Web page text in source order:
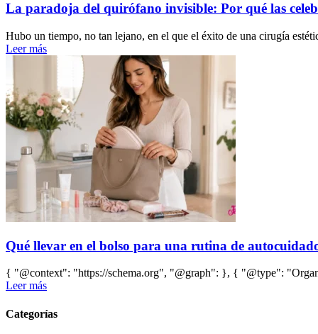
La paradoja del quirófano invisible: Por qué las
Hubo un tiempo, no tan lejano, en el que el éxito de una cirugía
Leer más
Qué llevar en el bolso para una rutina de
{ "@context": "https://schema.org", "@graph": }, { "@type":
Leer más
Categorías